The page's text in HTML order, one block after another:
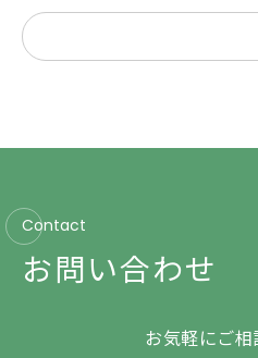
Contact
お問い合わせ
お気軽にご